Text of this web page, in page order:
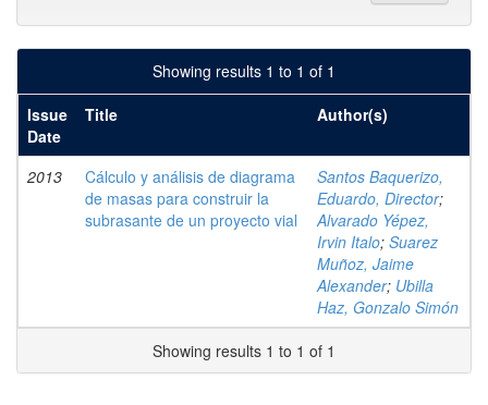
Showing results 1 to 1 of 1
Issue
Date
Title Author(s)
2013
Cálculo y análisis de diagrama
de masas para construir la
subrasante de un proyecto vial
Santos Baquerizo,
Eduardo, Director;
Alvarado Yépez,
Irvin Italo; Suarez
Muñoz, Jaime
Alexander; Ubilla
Haz, Gonzalo Simón
Showing results 1 to 1 of 1